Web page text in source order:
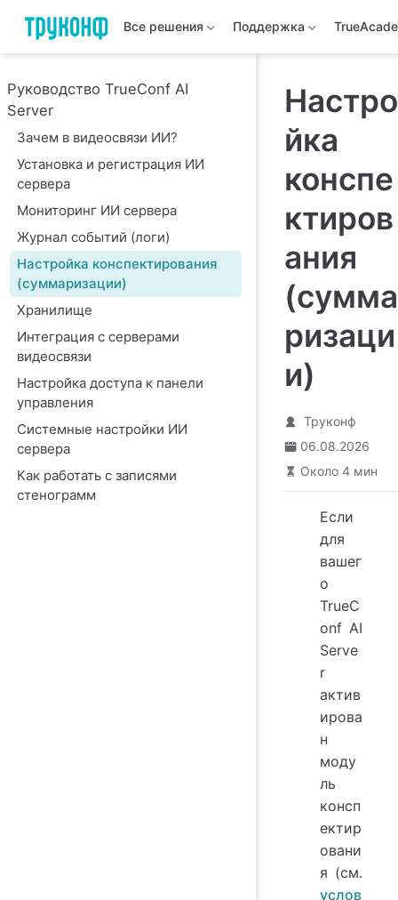
Все решения Поддержка
Руководство TrueConf AI
Server
Зачем в видеосвязи ИИ?
Установка и регистрация ИИ
сервера
Мониторинг ИИ сервера
Журнал событий (логи)
Настройка конспектирования
(суммаризации)
Хранилище
Интеграция с серверами
видеосвязи
Настройка доступа к панели
управления
Системные настройки ИИ
сервера
Как работать с записями
стенограмм
Настро
йка
конспе
ктиров
ания
(сумма
ризаци
и)
Труконф
06.08.2026
Около 4 мин
Если
для
вашег
о
TrueC
onf AI
Serve
r
актив
ирова
н
моду
ль
консп
ектир
овани
я (см.
услов